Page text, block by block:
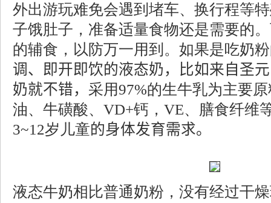
外出游玩难免会遇到堵车、换行程等
子饿肚子，准备适量食物还是需要的
的辅食，以防万一用到。如果是吃奶
调、即开即饮的液态奶，比如来自圣
奶就不错， 采用97%的生牛乳为主要
油、牛磺酸、 VD+钙， VE、膳食纤维
3~12岁儿童的身体发育需求。
液态牛奶相比普通奶粉，没有经过干